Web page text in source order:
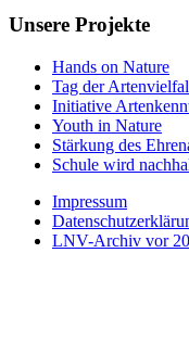
Unsere Projekte
Hands on Nature
Tag der
Initiative
Youth in Nature
Stärkung des
Schule wird
Impressum
LNV-Archiv vor